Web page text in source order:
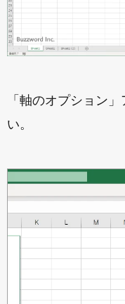
「軸のオプション
い。